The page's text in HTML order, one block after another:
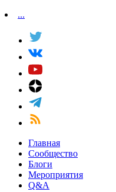
...
Главная
Сообщество
Блоги
Мероприятия
Q&A